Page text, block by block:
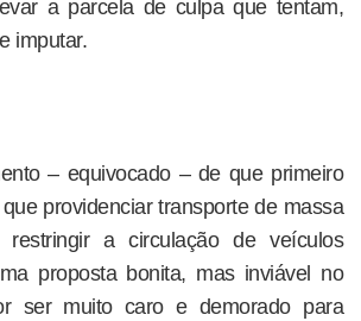
a parcela de culpa que tentam,
imputar.
– equivocado – de que primeiro
providenciar transporte de massa
a circulação de veículos
proposta bonita, mas inviável no
ser muito caro e demorado para